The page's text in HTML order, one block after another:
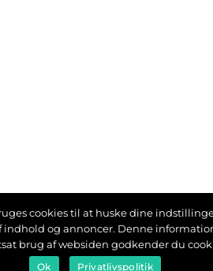
cookies til at huske dine
indhold og annoncer. Denne
brug af websiden godkender du
Ok Privatlivspolitik